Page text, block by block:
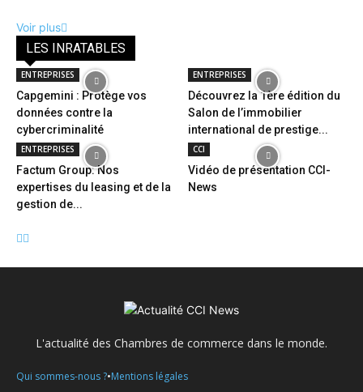
Voir plus
LES INRATABLES
ENTREPRISES
Capgemini : Protège vos
données contre la
cybercriminalité
ENTREPRISES
Découvrez la 1ère édition du
Salon de l’immobilier
international de prestige...
ENTREPRISES
Factum Group: Nos
expertises du leasing et de la
gestion de...
CCI
Vidéo de présentation CCI-
News
L'actualité des Chambres de commerce dans le monde.
Qui sommes-nous ?•Mentions légales